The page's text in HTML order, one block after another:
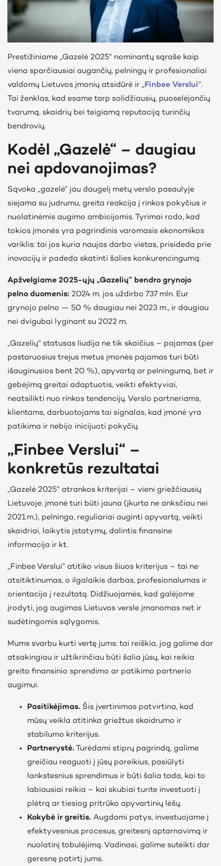
Prestižiniame „Gazelė 2025“ nominantų sąraše kaip
viena sparčiausiai augančių, pelningų ir profesionaliai
valdomų Lietuvos įmonių atsidūrė ir „ Finbee Verslui“.
Tai ženklas, kad esame tarp solidžiausių, puoselėjančių
tvarumą, skaidrių bei teigiamą reputaciją turinčių
bendrovių.
Kodėl „Gazelė“ – daugiau
nei apdovanojimas?
Sąvoka „gazelė“ jau daugelį metų verslo pasaulyje
siejama su judrumu, greita reakcija į rinkos pokyčius ir
nuolatinėmis augimo ambicijomis. Tyrimai rodo, kad
tokios įmonės yra pagrindinis varomasis ekonomikos
variklis: tai jos kuria naujas darbo vietas, prisideda prie
inovacijų ir padeda skatinti šalies konkurencingumą.
Apžvelgiame 2025-ųjų „Gazelių“ bendro grynojo
pelno duomenis: 2024 m. jos uždirbo 737 mln. Eur
grynojo pelno — 50 % daugiau nei 2023 m., ir daugiau
nei dvigubai lyginant su 2022 m.
„Gazelių“ statusas liudija ne tik skaičius – pajamas (per
pastaruosius trejus metus įmonės pajamas turi būti
išauginusios bent 20 %), apyvartą ar pelningumą, bet ir
gebėjimą greitai adaptuotis, veikti efektyviai,
neatsilikti nuo rinkos tendencijų. Verslo partneriams,
klientams, darbuotojams tai signalas, kad įmonė yra
patikima ir nebijo inicijuoti pokyčių.
„Finbee Verslui“ –
konkretūs rezultatai
„Gazelė 2025“ atrankos kriterijai – vieni griežčiausių
Lietuvoje: įmonė turi būti jauna (įkurta ne anksčiau nei
2021 m.), pelninga, reguliariai auginti apyvartą, veikti
skaidriai, laikytis įstatymų, dalintis finansine
informacija ir kt.
„Finbee Verslui“ atitiko visus šiuos kriterijus – tai ne
atsitiktinumas, o ilgalaikis darbas, profesionalumas ir
orientacija į rezultatą. Didžiuojamės, kad galėjome
įrodyti, jog augimas Lietuvos versle įmanomas net ir
sudėtingomis sąlygomis.
Mums svarbu kurti vertę jums: tai reiškia, jog galime dar
atsakingiau ir užtikrinčiau būti šalia jūsų, kai reikia
greito finansinio sprendimo ar patikimo partnerio
augimui.
Pasitikėjimas. Šis įvertinimas patvirtina, kad
mūsų veikla atitinka griežtus skaidrumo ir
stabilumo kriterijus.
Partnerystė. Turėdami stiprų pagrindą, galime
greičiau reaguoti į jūsų poreikius, pasiūlyti
lankstesnius sprendimus ir būti šalia tada, kai to
labiausiai reikia – kai skubiai turite investuoti į
plėtrą ar tiesiog pritrūko apyvartinių lėšų.
Kokybė ir greitis. Augdami patys, investuojame į
efektyvesnius procesus, greitesnį aptarnavimą ir
nuolatinį tobulėjimą. Vadinasi, galime suteikti dar
geresnę patirtį jums.